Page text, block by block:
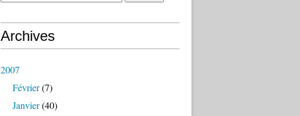
Archives
2007
Février(7)
Janvier(40)